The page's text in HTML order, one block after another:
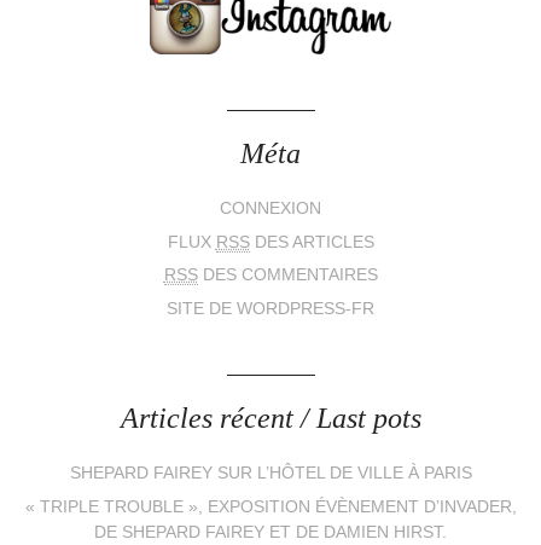
Méta
CONNEXION
FLUX RSSDES ARTICLES
RSSDES COMMENTAIRES
SITE DE WORDPRESS-FR
Articles récent / Last pots
SHEPARD FAIREY SUR L’HÔTEL DE VILLE À PARIS
« TRIPLE TROUBLE », EXPOSITION ÉVÈNEMENT D’INVADER,
DE SHEPARD FAIREY ET DE DAMIEN HIRST.